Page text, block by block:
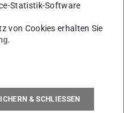
des Rüstprozesses
Methode
im eigenen
Statistik-Software
von Cookies erhalten Sie
.
& SCHLIESSEN